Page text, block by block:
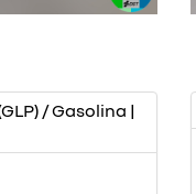
/ Gasolina |